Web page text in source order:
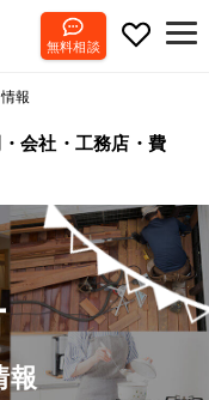
無料相談
報
会社・工務店・費
報